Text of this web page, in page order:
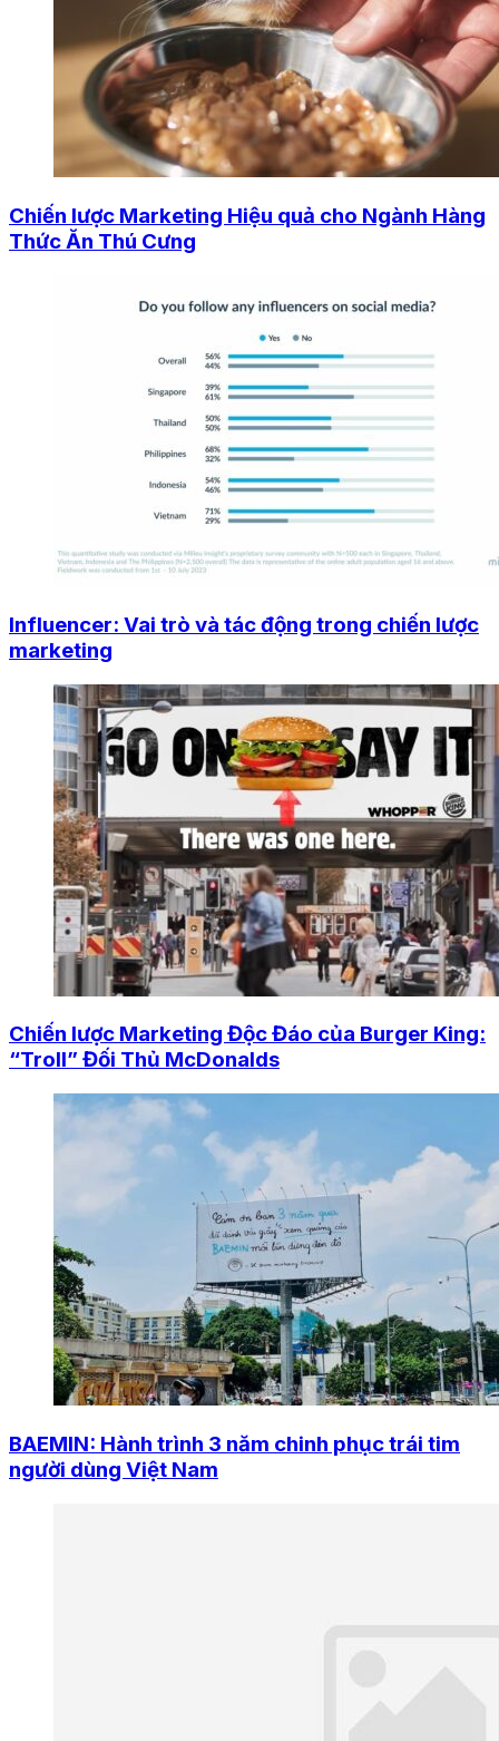
Chiến lược Marketing Hiệu quả cho Ngành Hàng
Thức Ăn Thú Cưng
Influencer: Vai trò và tác động trong chiến lược
marketing
Chiến lược Marketing Độc Đáo của Burger King:
“Troll” Đối Thủ McDonalds
BAEMIN: Hành trình 3 năm chinh phục trái tim
người dùng Việt Nam